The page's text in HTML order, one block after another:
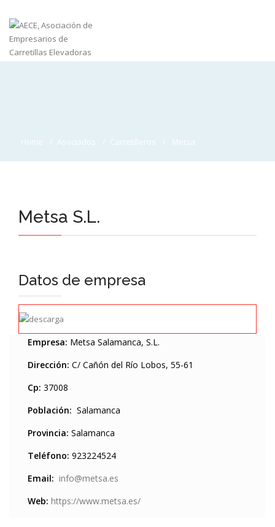
Home Asociados Carretilleros Metsa
Metsa S.L.
Datos de empresa
Empresa: Metsa Salamanca, S.L.
Dirección: C/ Cañón del Río Lobos, 55-61
Cp: 37008
Población: Salamanca
Provincia: Salamanca
Teléfono: 923224524
Email: info@metsa.es
Web: https://www.metsa.es/